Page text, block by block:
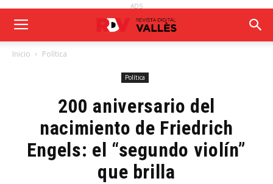
ADS
Inicio Política
Política
200 aniversario del
nacimiento de Friedrich
Engels: el “segundo violín”
que brilla